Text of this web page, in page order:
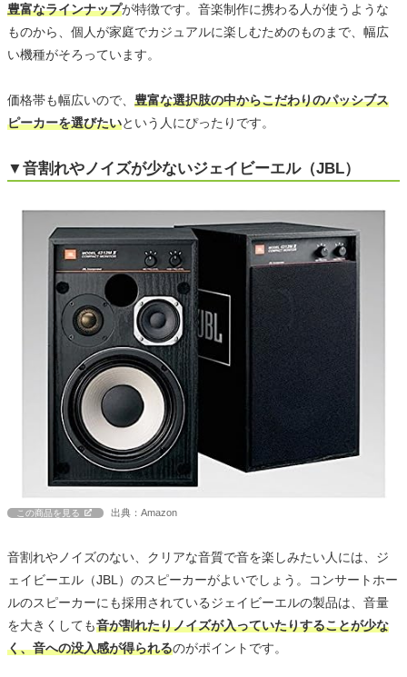
豊富なラインナップが特徴です。音楽制作に携わる人が使うような
ものから、個人が家庭でカジュアルに楽しむためのものまで、幅広
い機種がそろっています。
価格帯も幅広いので、 豊富な選択肢の中からこだわりのパッシブス
ピーカーを選びたいという人にぴったりです。
▼音割れやノイズが少ないジェイビーエル（JBL）
この商品を見る 出典：Amazon
音割れやノイズのない、クリアな音質で音を楽しみたい人には、ジ
ェイビーエル（JBL）のスピーカーがよいでしょう。コンサートホー
ルのスピーカーにも採用されているジェイビーエルの製品は、音量
を大きくしても音が割れたりノイズが入っていたりすることが少な
く、音への没入感が得られるのがポイントです。